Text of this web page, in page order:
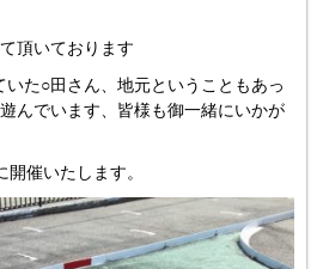
頂いております
いた○田さん、地元ということもあっ
んでいます、皆様も御一緒にいかが
催いたします。